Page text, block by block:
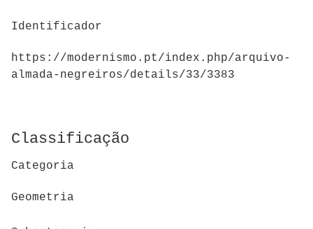
Identificador
https://modernismo.pt/index.php/arquivo-
almada-negreiros/details/33/3383
Classificação
Categoria
Geometria